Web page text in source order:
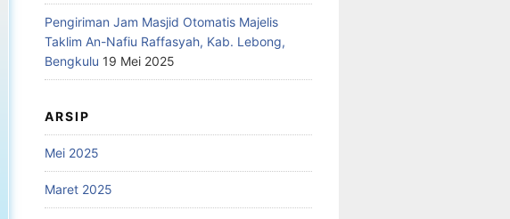
Pengiriman Jam Masjid Otomatis Majelis
Taklim An-Nafiu Raffasyah, Kab. Lebong,
Bengkulu 19 Mei 2025
ARSIP
Mei 2025
Maret 2025